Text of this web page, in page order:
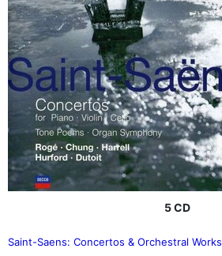
5 CD
Saint-Saens: Concertos & Orchestral Works